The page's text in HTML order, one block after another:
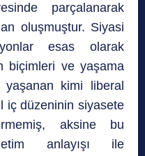
parçalanarak
oluşmuştur. Siyasi
esas olarak
biçimleri ve yaşama
yaşanan kimi liberal
iç düzeninin siyasete
aksine bu
anlayışı ile